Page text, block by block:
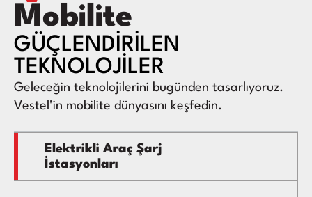
Mobilite
GÜÇLENDİRİLEN
TEKNOLOJİLER
Geleceğin teknolojilerini bugünden tasarlıyoruz.
Vestel'in mobilite dünyasını keşfedin.
Elektrikli Araç Şarj
İstasyonları